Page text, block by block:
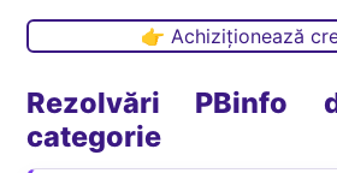
👉 Achiziționează
Rezolvări PBinfo
categorie